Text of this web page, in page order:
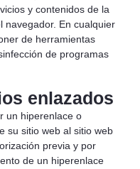
y contenidos de la
navegador. En cualquier
de herramientas
de programas
enlazados
un hiperenlace o
su sitio web al sitio web
previa y por
de un hiperenlace